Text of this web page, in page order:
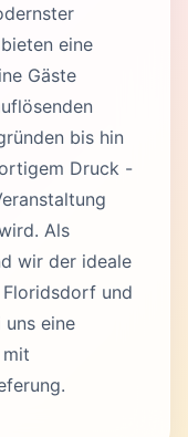
eine
Gäste
bis hin
Druck -
Als
wir der ideale
und
eine